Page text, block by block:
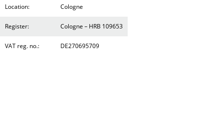
Location: Cologne
Register: Cologne – HRB 109653
VAT reg. no.: DE270695709